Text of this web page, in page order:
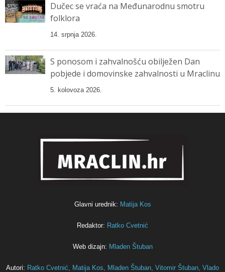
Dučec se vraća na Međunarodnu smotru
folklora
14. srpnja 2026.
S ponosom i zahvalnošću obilježen Dan
pobjede i domovinske zahvalnosti u Mraclinu
5. kolovoza 2026.
Glavni urednik: Matija Kos
Redaktor: Ratko Cvetnić
Web dizajn: Mladen Štuban
Autori: Ratko Cvetnić, Matija Kos, Mladen Štuban, Vitomir Štuban, Vlado